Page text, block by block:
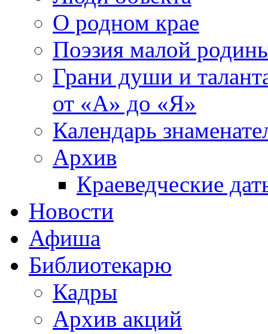
О родном крае
Поэзия малой
Грани души и
от «А» до «Я»
Календарь
Архив
Краеведческие
Новости
Афиша
Библиотекарю
Кадры
Архив акций